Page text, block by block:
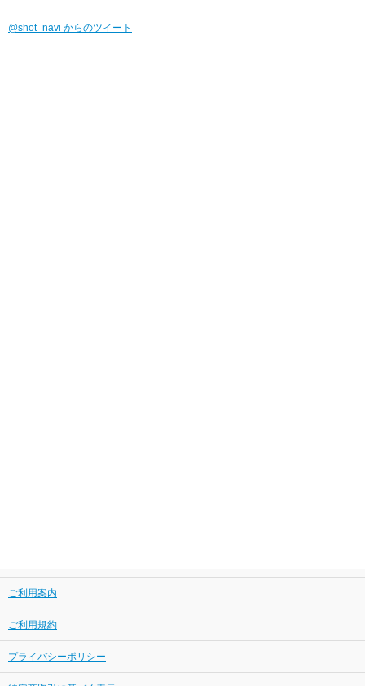
@shot_navi からのツイート
ご利用案内
ご利用規約
プライバシーポリシー